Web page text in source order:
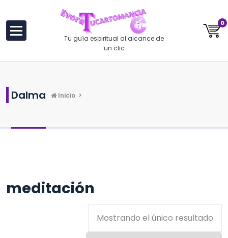
Tu guía espiritual al alcance de
un clic
0
Dalma Inicio >
meditación
Mostrando el único resultado